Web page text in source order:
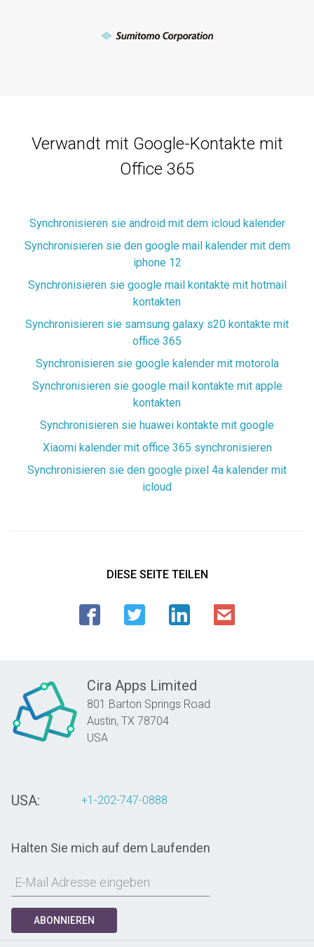
Verwandt mit Google-Kontakte mit
Office 365
Synchronisieren sie android mit dem icloud kalender
Synchronisieren sie den google mail kalender mit dem
iphone 12
Synchronisieren sie google mail kontakte mit hotmail
kontakten
Synchronisieren sie samsung galaxy s20 kontakte mit
office 365
Synchronisieren sie google kalender mit motorola
Synchronisieren sie google mail kontakte mit apple
kontakten
Synchronisieren sie huawei kontakte mit google
Xiaomi kalender mit office 365 synchronisieren
Synchronisieren sie den google pixel 4a kalender mit
icloud
DIESE SEITE TEILEN
Cira Apps Limited
801 Barton Springs Road
Austin, TX 78704
USA
USA: +1-202-747-0888
Halten Sie mich auf dem Laufenden
ABONNIEREN